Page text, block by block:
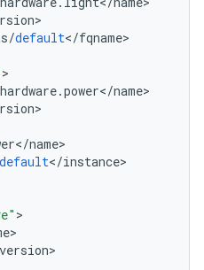
>
/default</fqname>
>
hardware.power</name>
>
</name>
default</instance>
>
>
version>